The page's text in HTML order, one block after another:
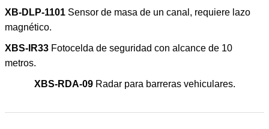
XB-DLP-1101 Sensor de masa de un canal, requiere lazo
magnético.
XBS-IR33 Fotocelda de seguridad con alcance de 10
metros.
XBS-RDA-09Radar para barreras vehiculares.